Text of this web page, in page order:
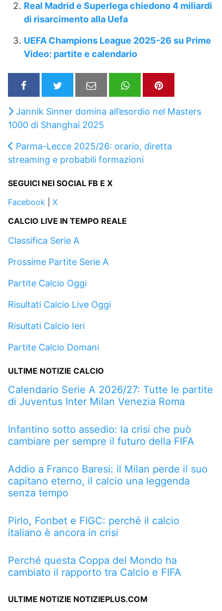
Real Madrid e Superlega chiedono 4 miliardi
di risarcimento alla Uefa
UEFA Champions League 2025-26 su Prime
Video: partite e calendario
Jannik Sinner domina all’esordio nel Masters
1000 di Shanghai 2025
Parma-Lecce 2025/26: orario, diretta
streaming e probabili formazioni
SEGUICI NEI SOCIAL FB E X
Facebook
X
CALCIO LIVE IN TEMPO REALE
Classifica Serie A
Prossime Partite Serie A
Partite Calcio Oggi
Risultati Calcio Live Oggi
Risultati Calcio Ieri
Partite Calcio Domani
ULTIME NOTIZIE CALCIO
Calendario Serie A 2026/27: Tutte le partite
di Juventus Inter Milan Venezia Roma
Infantino sotto assedio: la crisi che può
cambiare per sempre il futuro della FIFA
Addio a Franco Baresi: il Milan perde il suo
capitano eterno, il calcio una leggenda
senza tempo
Pirlo, Fonbet e FIGC: perché il calcio
italiano è ancora in crisi
Perché questa Coppa del Mondo ha
cambiato il rapporto tra Calcio e FIFA
ULTIME NOTIZIE NOTIZIEPLUS.COM